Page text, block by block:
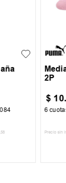
,58
2P
$ 10
6
Precio sin